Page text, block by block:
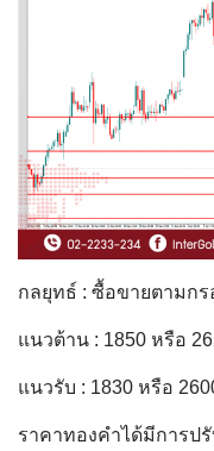
กลยุทธ์ : ซื้อขายตามกร
แนวต้าน : 1850 หรือ
แนวรับ : 1830 หรือ
ราคาทองคำได้มีการป